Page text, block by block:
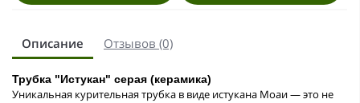
Описание Отзывов (0)
Трубка "Истукан" серая (керамика)
Уникальная курительная трубка в виде истукана Моаи— это не